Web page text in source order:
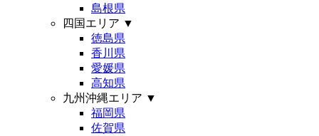
島根県
四国エリア ▼
徳島県
香川県
愛媛県
高知県
九州沖縄エリア ▼
福岡県
佐賀県